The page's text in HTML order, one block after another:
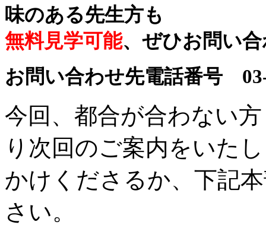
味のある先生方も
無料見学可能、ぜひお問い
お問い合わせ先電話番号
今回、都合が合わない
り次回のご案内をいた
かけくださるか、下記
さい。